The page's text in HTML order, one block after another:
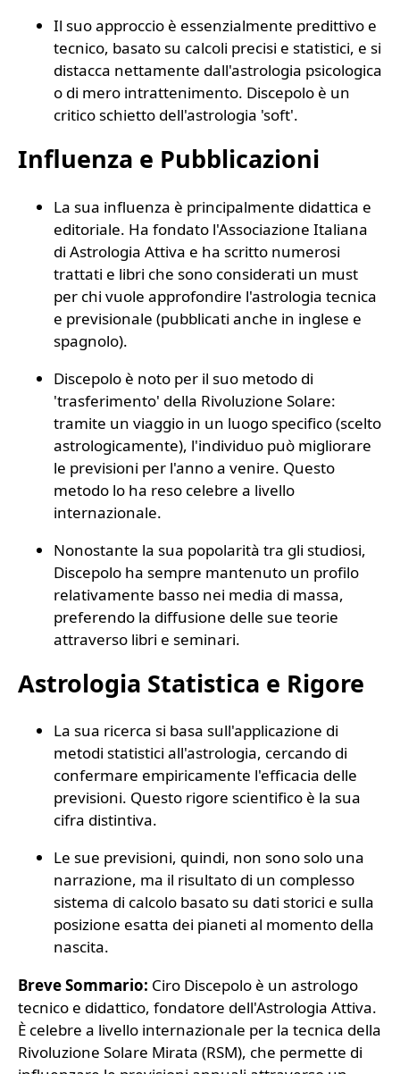
Il suo approccio è essenzialmente predittivo e
tecnico, basato su calcoli precisi e statistici, e si
distacca nettamente dall'astrologia psicologica
o di mero intrattenimento. Discepolo è un
critico schietto dell'astrologia 'soft'.
Influenza e Pubblicazioni
La sua influenza è principalmente didattica e
editoriale. Ha fondato l'Associazione Italiana
di Astrologia Attiva e ha scritto numerosi
trattati e libri che sono considerati un must
per chi vuole approfondire l'astrologia tecnica
e previsionale (pubblicati anche in inglese e
spagnolo).
Discepolo è noto per il suo metodo di
'trasferimento' della Rivoluzione Solare:
tramite un viaggio in un luogo specifico (scelto
astrologicamente), l'individuo può migliorare
le previsioni per l'anno a venire. Questo
metodo lo ha reso celebre a livello
internazionale.
Nonostante la sua popolarità tra gli studiosi,
Discepolo ha sempre mantenuto un profilo
relativamente basso nei media di massa,
preferendo la diffusione delle sue teorie
attraverso libri e seminari.
Astrologia Statistica e Rigore
La sua ricerca si basa sull'applicazione di
metodi statistici all'astrologia, cercando di
confermare empiricamente l'efficacia delle
previsioni. Questo rigore scientifico è la sua
cifra distintiva.
Le sue previsioni, quindi, non sono solo una
narrazione, ma il risultato di un complesso
sistema di calcolo basato su dati storici e sulla
posizione esatta dei pianeti al momento della
nascita.
Breve Sommario: Ciro Discepolo è un astrologo
tecnico e didattico, fondatore dell'Astrologia Attiva.
È celebre a livello internazionale per la tecnica della
Rivoluzione Solare Mirata (RSM), che permette di